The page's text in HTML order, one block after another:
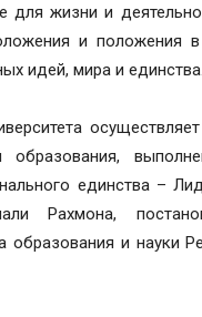
жизни и
и положения
идей, мира и единства.
единства –
Рахмона,
образования и науки